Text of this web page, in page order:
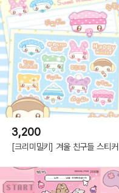
3,200
[크리미밀키] 겨울 친구들 스티커